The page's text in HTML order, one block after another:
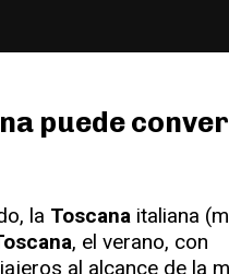
puede
la Toscana italiana
, el verano, con
al alcance de la